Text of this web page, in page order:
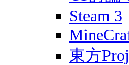
Steam 3
東方